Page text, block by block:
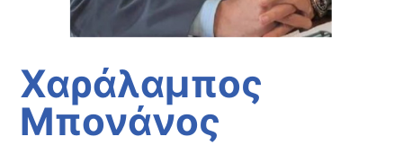
Χαράλαμπος
Μπονάνος